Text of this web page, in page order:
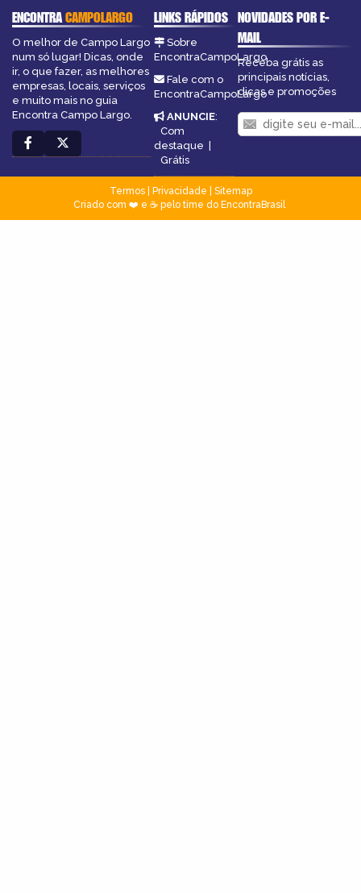
ENCONTRACAMPOLARGO
O melhor de Campo Largo
num só lugar! Dicas, onde
ir, o que fazer, as melhores
empresas, locais, serviços
e muito mais no guia
Encontra Campo Largo.
LINKS RÁPIDOS
Sobre
EncontraCampoLargo
Fale com o
EncontraCampoLargo
ANUNCIE:
Com
destaque |
Grátis
NOVIDADES POR E-
MAIL
Receba grátis as
principais notícias,
dicas e promoções
Termos| Privacidade
Sitemap
Criado com ❤️ e ☕ pelo time do EncontraBrasil